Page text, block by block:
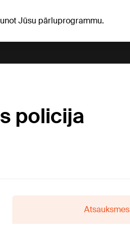
Jūsu pārluprogrammu.
policija
Atsauksmes